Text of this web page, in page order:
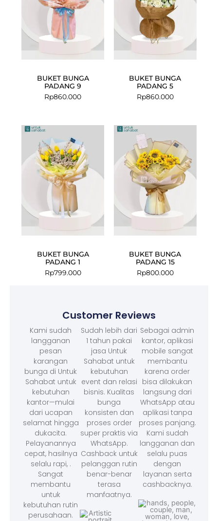
BUKET BUNGA
PADANG 9
Rp860.000
BUKET BUNGA
PADANG 5
Rp860.000
BUKET BUNGA
PADANG 1
Rp799.000
BUKET BUNGA
PADANG 15
Rp800.000
Customer Reviews
Kami sudah
langganan
pesan
karangan
bunga di Untuk
Sahabat untuk
kebutuhan
kantor—mulai
dari ucapan
selamat hingga
dukacita.
Pelayanannya
cepat, hasilnya
selalu rapi, .
Sangat
membantu
untuk
kebutuhan rutin
perusahaan.
Sudah lebih dari
1 tahun pakai
jasa Untuk
Sahabat untuk
kebutuhan
event dan relasi
bisnis. Kualitas
bunga
konsisten dan
proses order
super praktis via
WhatsApp.
Cashback untuk
pelanggan rutin
benar-benar
terasa
manfaatnya.
Sebagai admin
kantor, aplikasi
mobile sangat
membantu
karena order
bisa dilakukan
langsung dari
WhatsApp atau
aplikasi tanpa
proses panjang.
Kami sudah
langganan dan
selalu puas
dengan
layanan serta
cashbacknya.